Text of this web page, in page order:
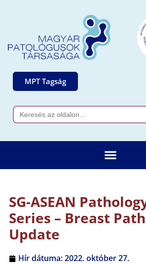
MPT Tagság
Search
for:
SG-ASEAN
Series – Breast
Update
Hír dátuma:2022. október 27.